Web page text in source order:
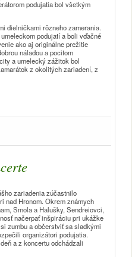
podujatia bol všetkým
dielničkami rôzneho zamerania.
podujatí a boli vďačné
ako aj originálne prežitie
náladou a pocitom
a umelecký zážitok bol
z okolitých zariadení, z
zariadenia zúčastnilo
nad Hronom. Okrem známych
Smola a Halušky, Sendreiovci,
načerpať inšpiráciu pri ukážke
zumbu a občerstviť sa sladkými
organizátori podujatia.
a z koncertu odchádzali